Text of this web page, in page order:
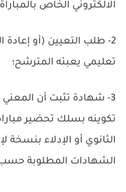
الالكتروني الخاص
2- طلب التعيين (أو
تعليمي يعبئه المترشح؛
3- شهادة تثبت أن المعني
تكوينه بسلك تحضير مباراة
الثانوي أو الإدلاء بنسخة
الشهادات المطلوبة